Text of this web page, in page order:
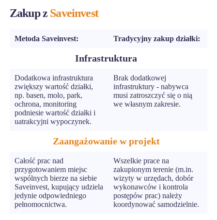
Zakup z Saveinvest
Metoda Saveinvest: Tradycyjny zakup działki:
Infrastruktura
Dodatkowa infrastruktura
zwiększy wartość działki,
np. basen, molo, park,
ochrona, monitoring
podniesie wartość działki i
uatrakcyjni wypoczynek.
Brak dodatkowej
infrastruktury - nabywca
musi zatroszczyć się o nią
we własnym zakresie.
Zaangażowanie w projekt
Całość prac nad
przygotowaniem miejsc
wspólnych bierze na siebie
Saveinvest, kupujący udziela
jedynie odpowiedniego
pełnomocnictwa.
Wszelkie prace na
zakupionym terenie (m.in.
wizyty w urzędach, dobór
wykonawców i kontrola
postępów prac) należy
koordynować samodzielnie.